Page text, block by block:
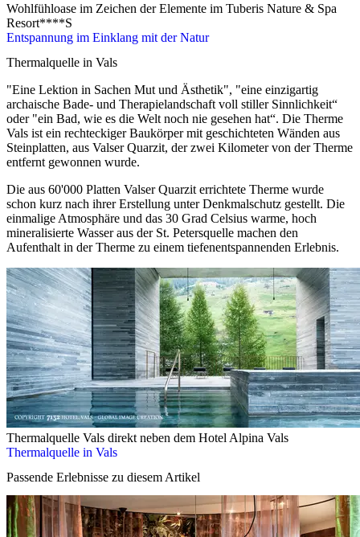
Wohlfühloase im Zeichen der Elemente im Tuberis Nature & Spa
Resort****S
Entspannung im Einklang mit der Natur
Thermalquelle in Vals
"Eine Lektion in Sachen Mut und Ästhetik", "eine einzigartig
archaische Bade- und Therapielandschaft voll stiller Sinnlichkeit“
oder "ein Bad, wie es die Welt noch nie gesehen hat“. Die Therme
Vals ist ein rechteckiger Baukörper mit geschichteten Wänden aus
Steinplatten, aus Valser Quarzit, der zwei Kilometer von der Therme
entfernt gewonnen wurde.
Die aus 60'000 Platten Valser Quarzit errichtete Therme wurde
schon kurz nach ihrer Erstellung unter Denkmalschutz gestellt. Die
einmalige Atmosphäre und das 30 Grad Celsius warme, hoch
mineralisierte Wasser aus der St. Petersquelle machen den
Aufenthalt in der Therme zu einem tiefenentspannenden Erlebnis.
Thermalquelle Vals direkt neben dem Hotel Alpina Vals
Thermalquelle in Vals
Passende Erlebnisse zu diesem Artikel